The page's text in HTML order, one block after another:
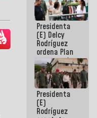
por su
clasificación
a la
AmeriCup
2027
Presidenta
(E) Delcy
Rodríguez
ordena Plan
maestro de
desarrollo
logístico y
turístico
para La
Guaira
Presidenta
(E)
Rodríguez